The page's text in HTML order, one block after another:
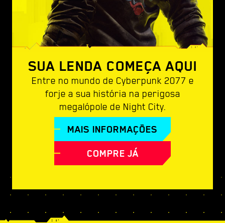
SUA LENDA COMEÇA AQUI
Entre no mundo de Cyberpunk 2077 e
forje a sua história na perigosa
megalópole de Night City.
MAIS INFORMAÇÕES
COMPRE JÁ